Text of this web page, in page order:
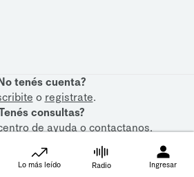
tenés cuenta?
o registrate.
consultas?
de ayudaocontactanos.
Lo más leído Radio Ingresar